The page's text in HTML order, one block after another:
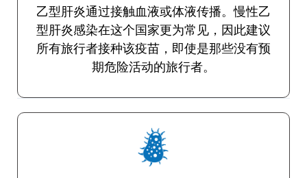
乙型肝炎通过接触血液或体液传播。慢性乙
型肝炎感染在这个国家更为常见，因此建议
所有旅行者接种该疫苗，即使是那些没有预
期危险活动的旅行者。